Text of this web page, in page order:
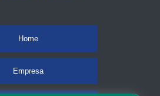
Home
Empresa